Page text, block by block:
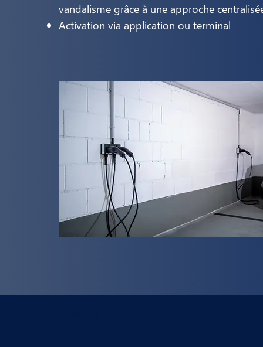
vandalisme grâce à une approche
Activation via application ou terminal